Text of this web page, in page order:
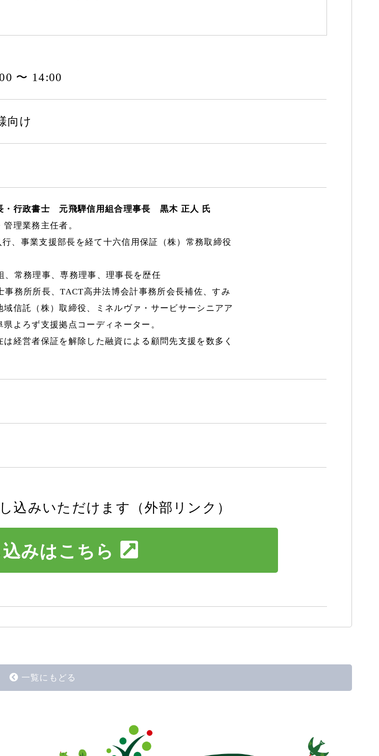
〜 14:00
向け
・行政書士 元飛騨信用組合理事長 黒木 正人 氏
理業務主任者。
、事業支援部長を経て十六信用保証（株）常務取締役
、常務理事、専務理事、理事長を歴任
事務所所長、TACT高井法博会計事務所会長補佐、すみ
信託（株）取締役、ミネルヴァ・サービサーシニアア
よろず支援拠点コーディネーター。
経営者保証を解除した融資による顧問先支援を数多く
込みいただけます（外部リンク）
みはこちら
一覧にもどる